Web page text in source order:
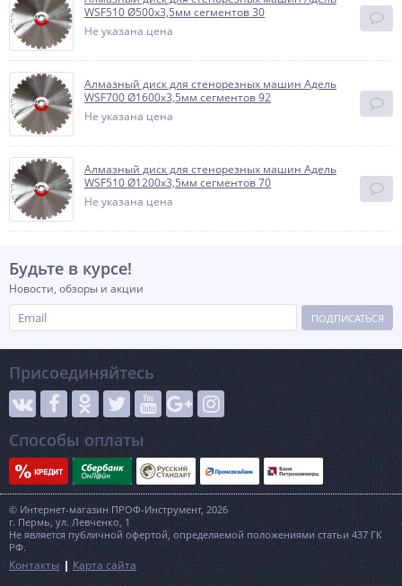
WSF510 Ø500x3,5мм сегментов 30
Не указана цена
Алмазный диск для стенорезных машин Адель
WSF700 Ø1600x3,5мм сегментов 92
Не указана цена
Алмазный диск для стенорезных машин Адель
WSF510 Ø1200x3,5мм сегментов 70
Не указана цена
Будьте в курсе!
Новости, обзоры и акции
ПОДПИСАТЬСЯ
Присоединяйтесь
Способы оплаты
© Интернет-магазин ПРОФ-Инструмент, 2026
г. Пермь, ул. Левченко, 1
Не является публичной офертой, определяемой положениями статьи 437 ГК
РФ.
Контакты Карта сайта